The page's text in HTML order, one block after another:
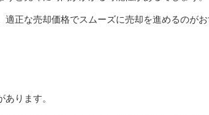
正な売却価格でスムーズに売却を進めるのがお
ります。